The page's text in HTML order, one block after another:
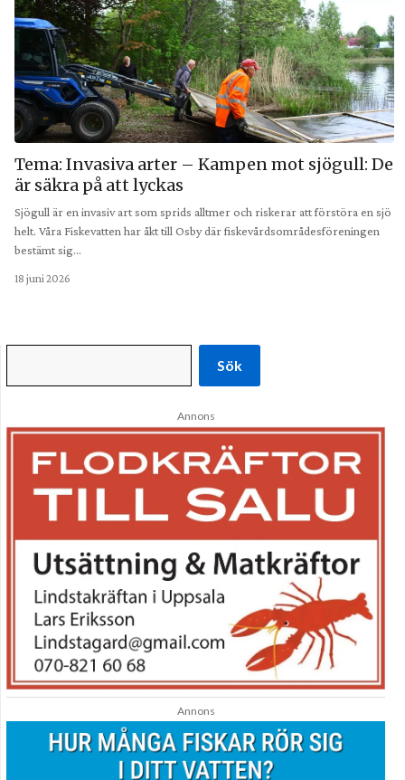
Tema: Invasiva arter – Kampen mot sjögull: De
är säkra på att lyckas
Sjögull är en invasiv art som sprids alltmer och riskerar att förstöra en sjö
helt. Våra Fiskevatten har åkt till Osby där fiskevårdsområdesföreningen
bestämt sig…
18 juni 2026
Sök
Annons
Annons